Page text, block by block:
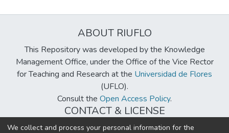
ABOUT RIUFLO
This Repository was developed by the Knowledge
Management Office, under the Office of the Vice Rector
for Teaching and Research at the Universidad de Flores
(UFLO).
Consult the Open Access Policy.
CONTACT & LICENSE
biblioteca@uflouniversidad.edu.ar
We collect and process your personal information for the